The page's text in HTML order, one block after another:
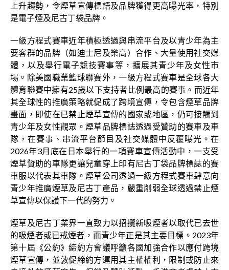
上升趨勢，令煙草宣傳標語及品牌獲得更高曝光率，特別
是電子煙及尼古丁袋品牌。
一級方程式賽車近年積極透過與串流平台及以青少年為主
要客群的品牌（如迪士尼及樂高）合作、大量使用社交媒
體，以及舉行電子競技賽事等，擴展其青少年及女性市
場。除美國職業籃球聯賽外，一級方程式賽車是全球各大
體育聯賽中擁有25歲以下支持者比例最高的賽事。而近年
其全球性的推廣策略就促成了跨境宣傳，令包含煙草品牌
畫面，即使在已禁止煙草宣傳的國家或地區，仍可接觸到
青少年及女性觀眾。煙草品牌標誌透過受贊助的賽車及車
隊，在賽事、串流平台節目及社交媒體中反覆曝光。在
2026年3月底在日本舉行的一項賽車宣傳活動中，一支受
煙草贊助的車隊更讓兒童穿上印有尼古丁袋品牌標誌的賽
車服以代表其車隊。煙草公司透過一級方程式賽車肆意向
青少年推廣煙草及尼古丁產品，嚴重削弱全球透過禁止煙
草宣傳以保護下一代的努力。
煙草及尼古丁業界一直致力以招攬新吸煙者以取代已去世
的吸煙者或已戒煙者，而青少年正是其主要目標。2023年
第十屆《公約》締約方會議呼籲各國加強合作以應付跨境
煙草宣傳，並敦促締約方運用其主權權利，限制或防止來